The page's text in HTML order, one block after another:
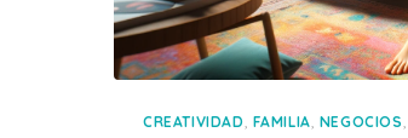
CREATIVIDAD, FAMILIA, NEGOCIOS,